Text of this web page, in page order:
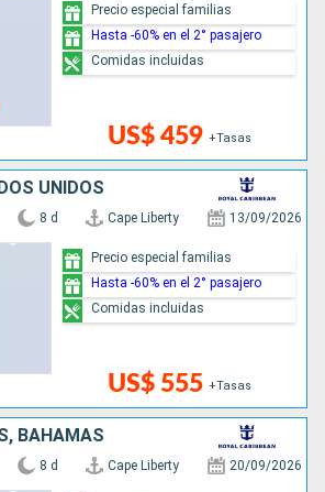
US$ 459 +Tasas
Precio especial familias
Hasta -60% en el 2° pasajero
Comidas incluidas
UNIDOS
8 d Cape Liberty 13/09/2026
US$ 555 +Tasas
Precio especial familias
Hasta -60% en el 2° pasajero
Comidas incluidas
BAHAMAS
8 d Cape Liberty 20/09/2026